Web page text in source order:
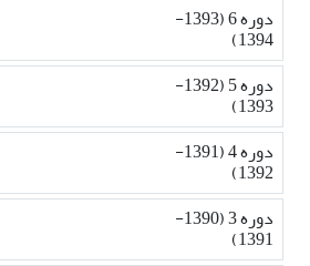
دوره 6 (1393-
1394)
دوره 5 (1392-
1393)
دوره 4 (1391-
1392)
دوره 3 (1390-
1391)